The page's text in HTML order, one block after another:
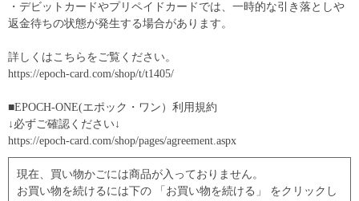
・デビットカードやプリペイドカードでは、一時的な引き落としや
返金待ちの状態が発生する場合があります。
詳しくはこちらをご覧ください。
https://epoch-card.com/shop/t/t1405/
■EPOCH-ONE(エポック・ワン）利用規約
↓必ずご確認ください↓
https://epoch-card.com/shop/pages/agreement.aspx
現在、買い物かごには商品が入っておりません。
お買い物を続けるには下の 「お買い物を続ける」 をクリックし